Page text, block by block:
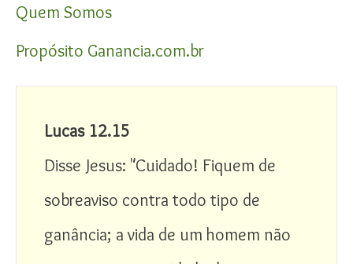
Quem Somos
Propósito Ganancia.com.br
Lucas 12.15
Disse Jesus: "Cuidado! Fiquem de
sobreaviso contra todo tipo de
ganância; a vida de um homem não